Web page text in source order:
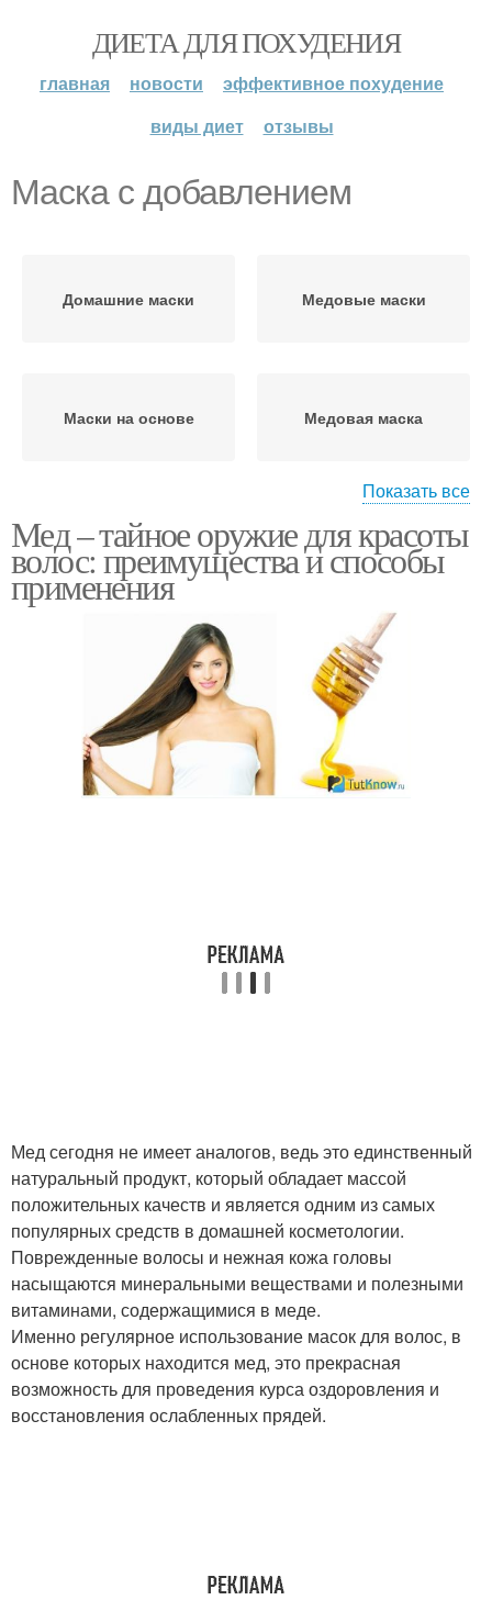
ДИЕТА ДЛЯ ПОХУДЕНИЯ
главная новости
эффективное похудение
виды диет
отзывы
Маска с добавлением
Домашние маски Медовые маски
Маски на основе Медовая маска
Маска для осветления Маски для лица
Маска для лица Маска с алоэ
Маска на основе Маска из алоэ
Показать все
Мед – тайное оружие для красоты
волос: преимущества и способы
применения
Мед сегодня не имеет аналогов, ведь это единственный
натуральный продукт, который обладает массой
положительных качеств и является одним из самых
популярных средств в домашней косметологии.
Поврежденные волосы и нежная кожа головы
насыщаются минеральными веществами и полезными
витаминами, содержащимися в меде.
Именно регулярное использование масок для волос, в
основе которых находится мед, это прекрасная
возможность для проведения курса оздоровления и
восстановления ослабленных прядей.